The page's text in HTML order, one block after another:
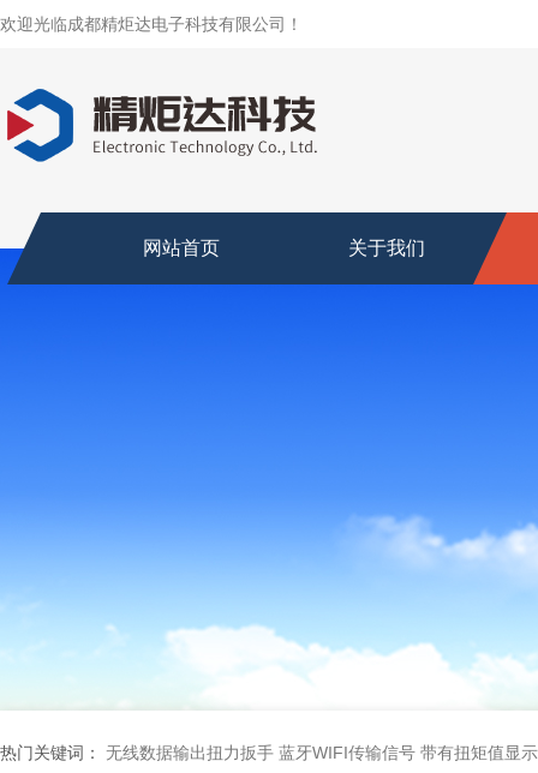
欢迎光临成都精炬达电子科技有限公司！
网站首页 关于我们
热门关键词： 无线数据输出扭力扳手 蓝牙WIFI传输信号 带有扭矩值显